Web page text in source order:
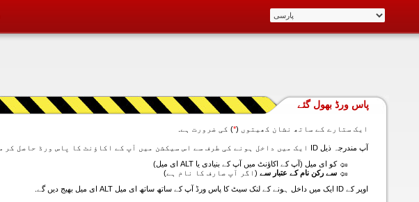
پاس ورڈ بھول گئے
ایک ستارے کے ساتھ نشان کھیتوں (*) کی ضرورت ہے.
آپ مندرجہ ذیل ID ایک میں داخل ہونے کی طرف سے اس سیکشن میں آپ کے اکاؤنٹ کا پاس ورڈ حاصل کر سکتے ہیں:
کو ای میل (آپ کے اکاؤنٹ میں آپ کے بنیادی یا ALT ای میل)
سے رکن نام کے عتبار سے (اگر آپ صارف کا نام ہے)
اوپر کے ID ایک میں داخل ہونے کے لنک سیٹ کا پاس ورڈ آپ کے ساتھ ساتھ ای میل ALT ای میل بھیج دیں گے.